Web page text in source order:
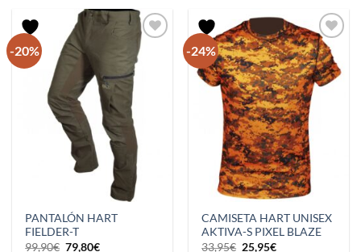
-20%
PANTALÓN HART
FIELDER-T
99,90€ El
79,80€El
-24%
CAMISETA HART UNISEX
AKTIVA-S PIXEL BLAZE
33,95€ El
25,95€El